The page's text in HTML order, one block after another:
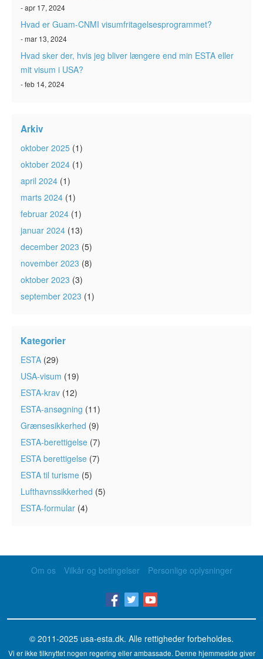
- apr 17, 2024
Hvad er Guam-CNMI visumfritagelsesprogrammet?
- mar 13, 2024
Hvad sker der, hvis jeg bliver længere end min ESTA eller
mit visum i USA?
- feb 14, 2024
Arkiv
oktober 2025 (1)
oktober 2024 (1)
april 2024 (1)
marts 2024 (1)
februar 2024 (1)
januar 2024 (13)
december 2023 (5)
november 2023 (8)
oktober 2023 (3)
september 2023 (1)
Kategorier
ESTA (29)
USA-visum (19)
ESTA-krav (12)
ESTA-ansøgning (11)
Grænsesikkerhed (9)
ESTA-berettigelse (7)
ESTA berettigelse (7)
ESTA til turisme (5)
Lufthavnssikkerhed (5)
ESTA-formular (4)
Om os Vilkår og betingelser Personlige oplysninger
© 2011-2025 usa-esta.dk. Alle rettigheder forbeholdes.
Vi er ikke tilknyttet nogen regering eller ambassade. Denne hjemmeside giver